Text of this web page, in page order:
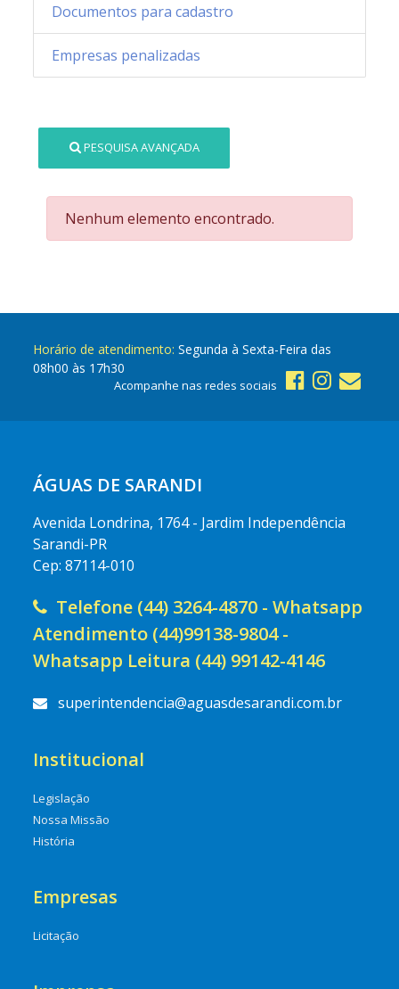
Documentos para cadastro
Empresas penalizadas
PESQUISA AVANÇADA
Nenhum elemento encontrado.
Horário de atendimento: Segunda à Sexta-Feira das
08h00 às 17h30
Acompanhe nas redes sociais
ÁGUAS DE SARANDI
Avenida Londrina, 1764 - Jardim Independência
Sarandi-PR
Cep: 87114-010
Telefone (44) 3264-4870 - Whatsapp
Atendimento (44)99138-9804 -
Whatsapp Leitura (44) 99142-4146
superintendencia@aguasdesarandi.com.br
Institucional
Legislação
Nossa Missão
História
Empresas
Licitação